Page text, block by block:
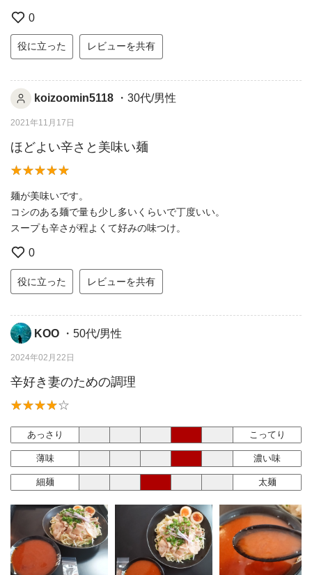
0
役に立った レビューを共有
koizoomin5118 ・30代/男性
2021年11月17日
ほどよい辛さと美味い麺
麺が美味いです。
コシのある麺で量も少し多いくらいで丁度いい。
スープも辛さが程よくて好みの味つけ。
0
役に立った レビューを共有
KOO ・50代/男性
2024年02月22日
辛好き妻のための調理
あっさり こってり
薄味 濃い味
細麺 太麺